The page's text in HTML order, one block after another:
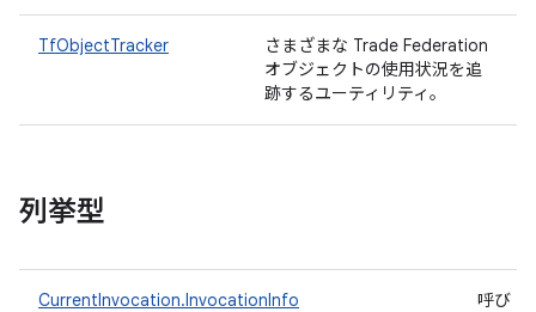
TfObjectTracker
さまざまな Trade Federation
オブジェクトの使用状況を追
跡するユーティリティ。
列挙型
CurrentInvocation.InvocationInfo
呼び